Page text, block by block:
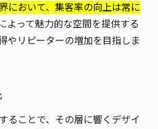
において、集客率の向上は常に
よって魅力的な空間を提供する
やリピーターの増加を目指しま
ることで、その層に響くデザイ